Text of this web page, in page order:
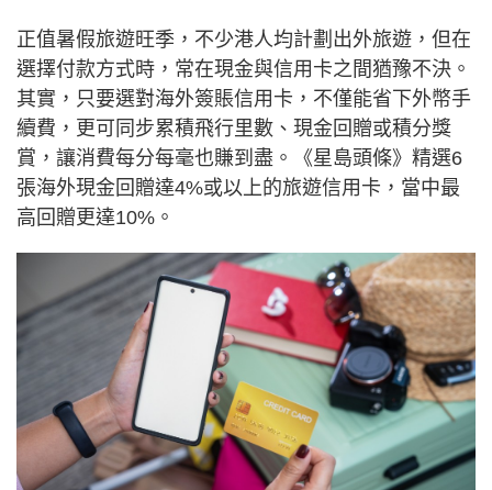
正值暑假旅遊旺季，不少港人均計劃出外旅遊，但在
選擇付款方式時，常在現金與信用卡之間猶豫不決。
其實，只要選對海外簽賬信用卡，不僅能省下外幣手
續費，更可同步累積飛行里數、現金回贈或積分獎
賞，讓消費每分每毫也賺到盡。《星島頭條》精選6
張海外現金回贈達4%或以上的旅遊信用卡，當中最
高回贈更達10%。